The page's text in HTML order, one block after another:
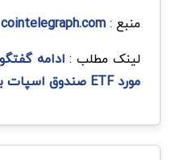
منبع :cointelegraph.com
لینک مطلب :
مورد ETF صندوق اسپات بیت کوین